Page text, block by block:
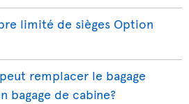
limité de sièges Option
remplacer le bagage
bagage de cabine?